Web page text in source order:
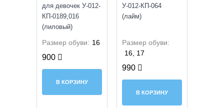
для девочек У-012-
КП-0189,016
(лиловый)
Размер обуви: 16
900
В КОРЗИНУ
У-012-КП-064
(лайм)
Размер обуви:
16, 17
990
В КОРЗИНУ